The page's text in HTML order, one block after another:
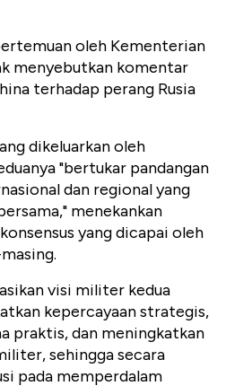
oleh Kementerian
menyebutkan komentar
terhadap perang Rusia
dikeluarkan oleh
"bertukar pandangan
dan regional yang
menekankan
yang dicapai oleh
visi militer kedua
kepercayaan strategis,
praktis, dan meningkatkan
sehingga secara
pada memperdalam